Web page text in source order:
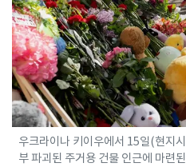
우크라이나 키이우에서 15일(현지
부 파괴된 주거용 건물 인근에 마련